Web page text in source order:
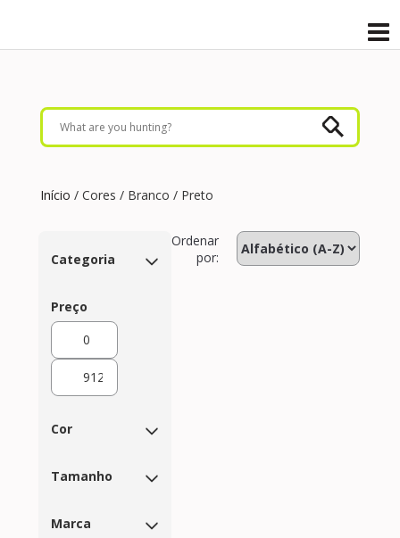
Início / Cores / Branco / Preto
Categoria
Preço
Cor
Tamanho
Marca
Ordenar
por: